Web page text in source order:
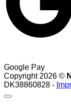
Google Pay
Copyright 2026 ©
DK38860828 -